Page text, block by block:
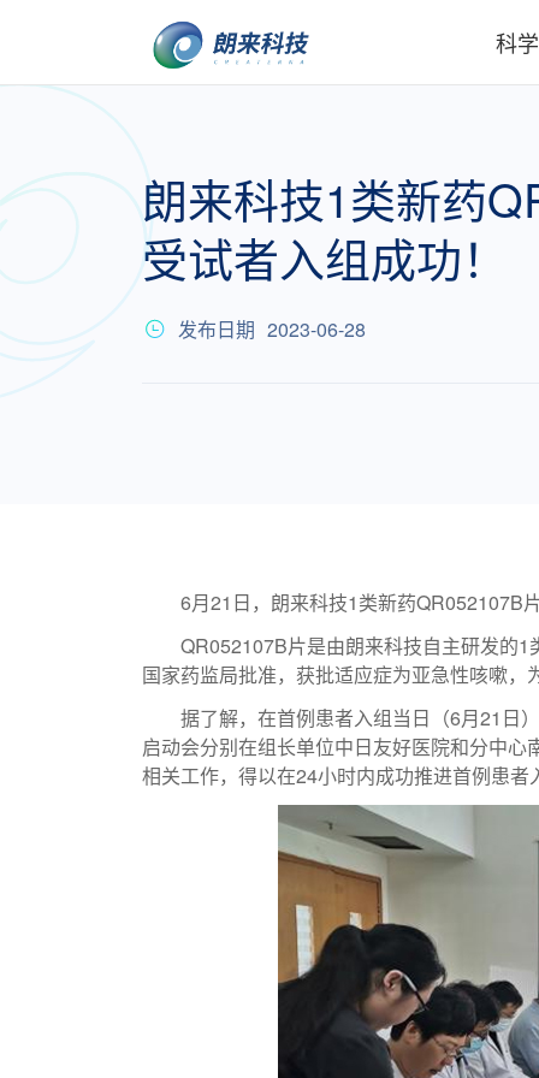
科
朗来科技1类新药
受试者入组成功！
发布日期 2023-06-28
6月21 日，朗来科技1类新药QR052107B
QR052107B片是由朗来科技自主研发的1
国家药监局批准，获批适应症为亚急性咳嗽，
据了解，在首例患者入组当日（6月21日）
启动会分别在组长单位中日友好医院和分中
相关工作，得以在24小时内成功推进首例患者